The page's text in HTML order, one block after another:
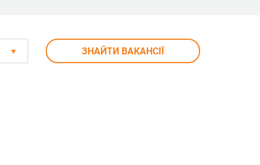
ЗНАЙТИ ВАКАНСІЇ